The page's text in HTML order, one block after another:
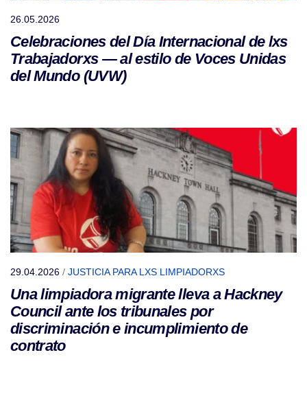
26.05.2026
Celebraciones del Día Internacional de lxs
Trabajadorxs — al estilo de Voces Unidas
del Mundo (UVW)
29.04.2026 / JUSTICIA PARA LXS LIMPIADORXS
Una limpiadora migrante lleva a Hackney
Council ante los tribunales por
discriminación e incumplimiento de
contrato